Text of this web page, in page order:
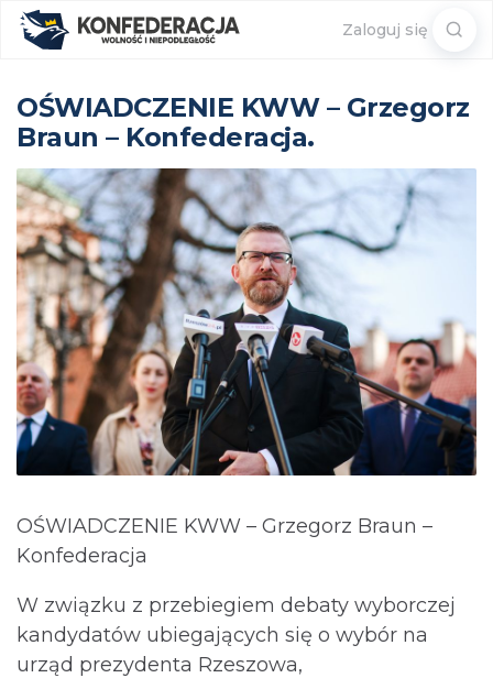
Zaloguj się
OŚWIADCZENIE KWW – Grzegorz
Braun – Konfederacja.
OŚWIADCZENIE KWW – Grzegorz Braun –
Konfederacja
W związku z przebiegiem debaty wyborczej
kandydatów ubiegających się o wybór na
urząd prezydenta Rzeszowa,